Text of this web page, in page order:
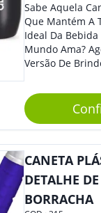
Sabe Aquela
Que Mantém A
Ideal Da Bebida
Mundo Ama?
Versão De
Sua Marca
Acrescentar
Praticidade À
De Exposição.
CANETA
DETALHE DE
BORRACHA